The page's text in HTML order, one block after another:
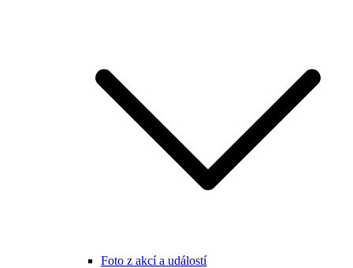
Foto z akcí a událostí